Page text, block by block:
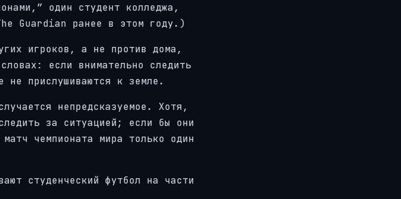
один студент колледжа,
Guardian ранее в этом году.)
игроков, а не против дома,
если внимательно следить
не прислушиваются к земле.
непредсказуемое. Хотя,
за ситуацией; если бы они
чемпионата мира только один
студенческий футбол на части